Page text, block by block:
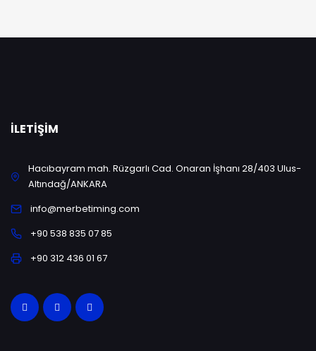
İLETIŞIM
Hacıbayram mah. Rüzgarlı Cad. Onaran İşhanı 28/403 Ulus-
Altındağ/ANKARA
info@merbetiming.com
+90 538 835 07 85
+90 312 436 01 67